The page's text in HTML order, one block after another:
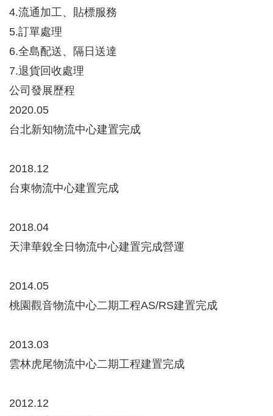
4.流通加工、貼標服務
5.訂單處理
6.全島配送、隔日送達
7.退貨回收處理
公司發展歷程
2020.05
台北新知物流中心建置完成
2018.12
台東物流中心建置完成
2018.04
天津華銳全日物流中心建置完成營運
2014.05
桃園觀音物流中心二期工程AS/RS建置完成
2013.03
雲林虎尾物流中心二期工程建置完成
2012.12